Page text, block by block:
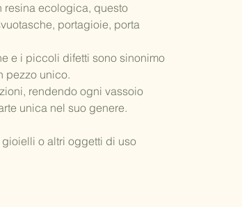
resina ecologica, questo
portagioie, porta
e i piccoli difetti sono sinonimo
pezzo unico.
rendendo ogni vassoio
unica nel suo genere.
o altri oggetti di uso